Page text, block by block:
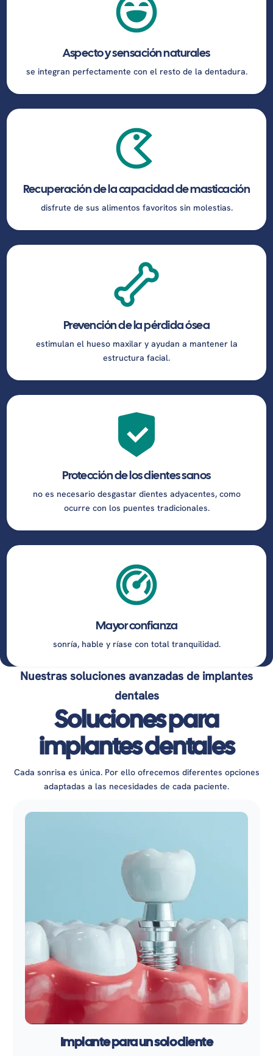
Aspecto y sensación naturales
se integran perfectamente con el resto de la dentadura.
Recuperación de la capacidad de masticación
disfrute de sus alimentos favoritos sin molestias.
Prevención de la pérdida ósea
estimulan el hueso maxilar y ayudan a mantener la
estructura facial.
Protección de los dientes sanos
no es necesario desgastar dientes adyacentes, como
ocurre con los puentes tradicionales.
Mayor confianza
sonría, hable y ríase con total tranquilidad.
Nuestras soluciones avanzadas de implantes
dentales
Soluciones para
implantes dentales
Cada sonrisa es única. Por ello ofrecemos diferentes opciones
adaptadas a las necesidades de cada paciente.
Implante para un solo diente